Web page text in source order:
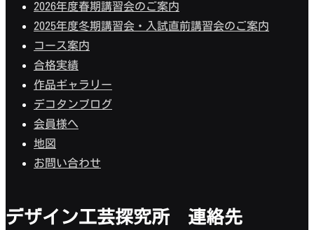
2026年度春期講習会のご案内
2025年度冬期講習会・入試直前講習会のご案内
コース案内
合格実績
作品ギャラリー
デコタンブログ
会員様へ
地図
お問い合わせ
デザイン工芸探究所 連絡先